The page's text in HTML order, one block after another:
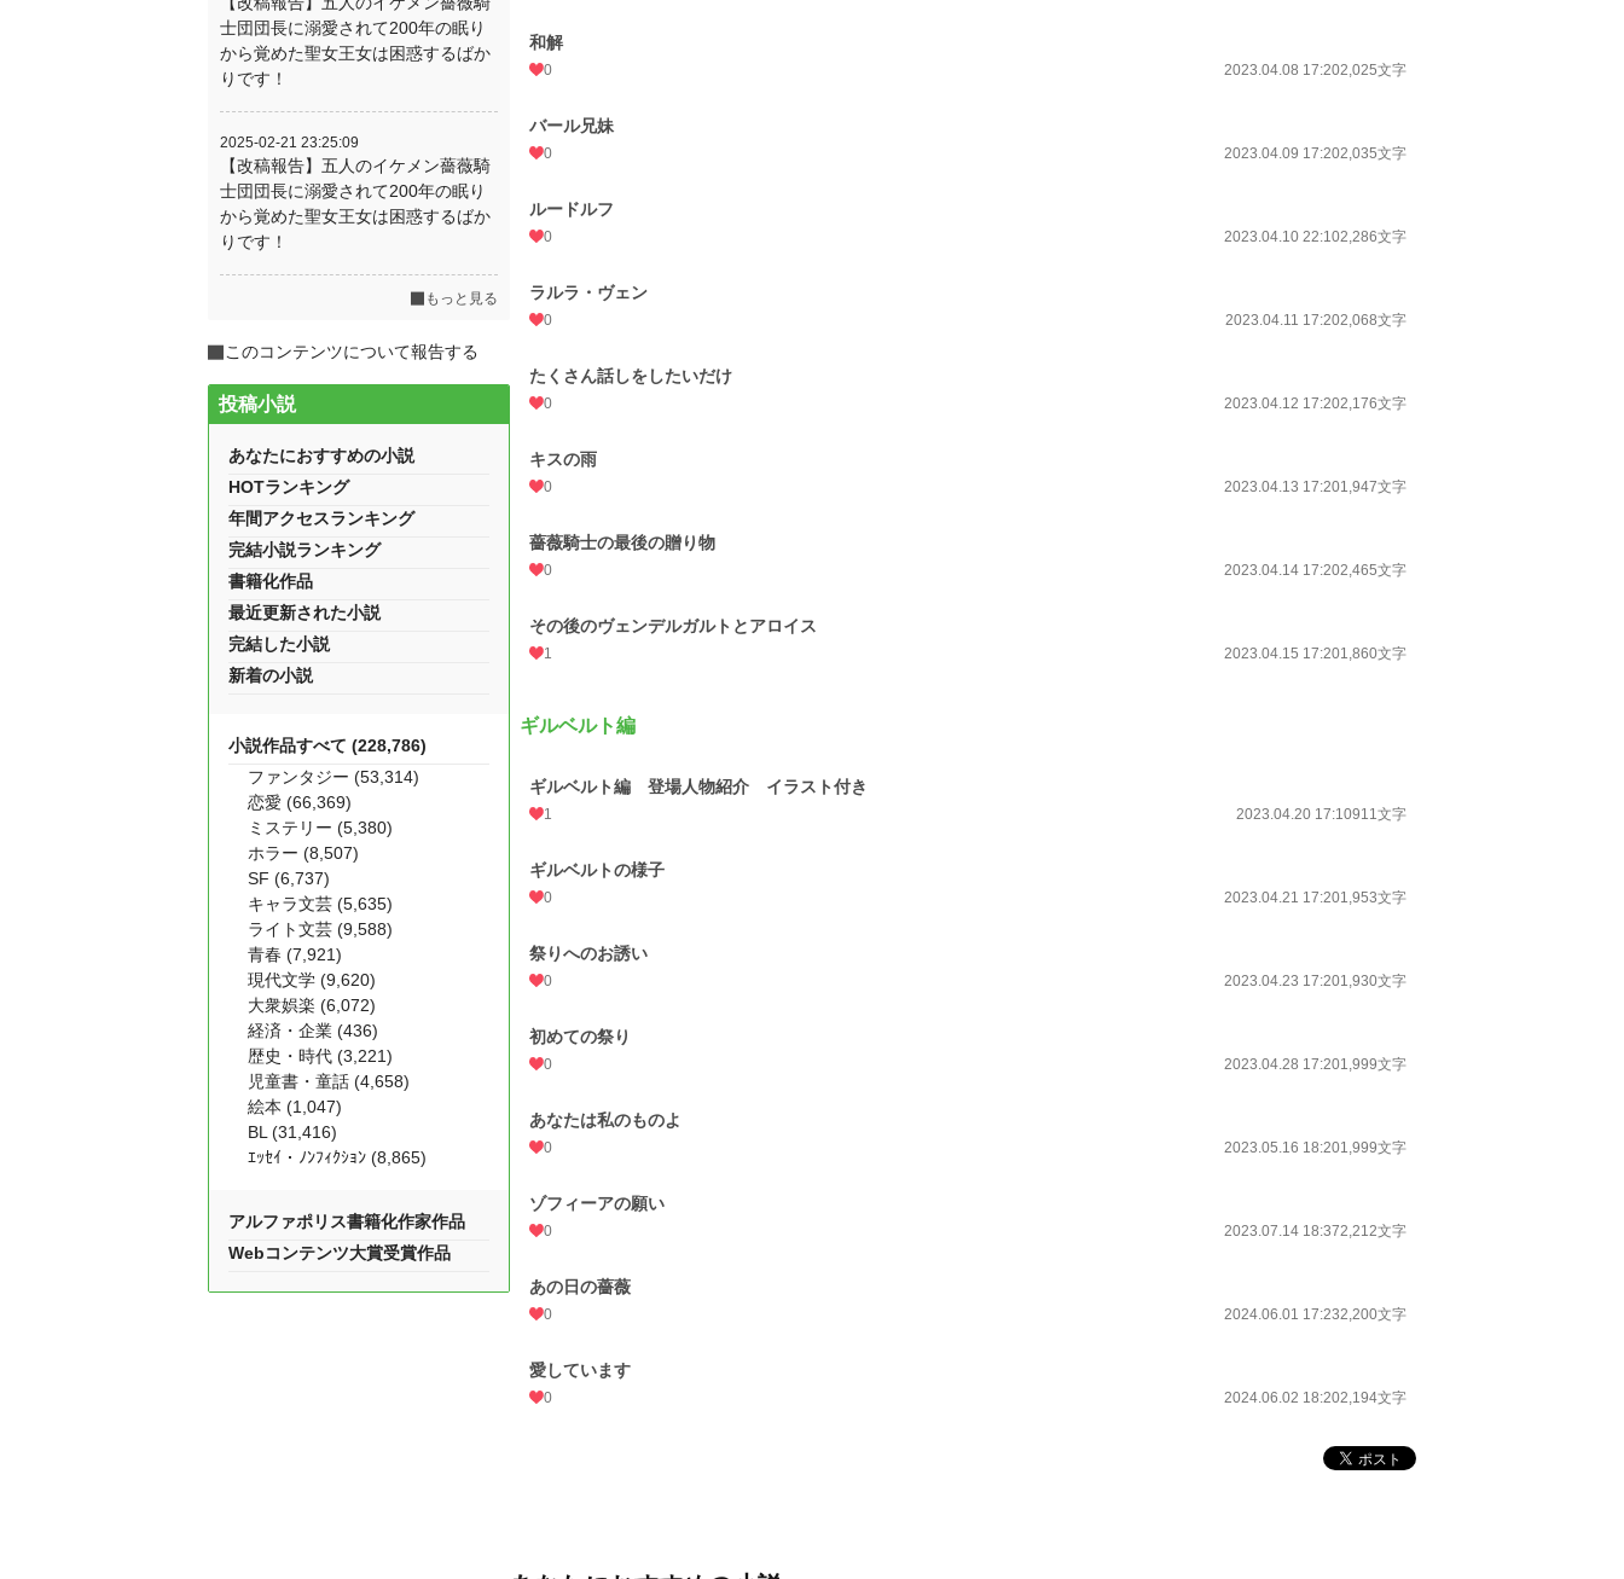
和解
0 2023.04.08 17:202,025文字
バール兄妹
0 2023.04.09 17:202,035文字
ルードルフ
0 2023.04.10 22:102,286文字
ラルラ・ヴェン
0 2023.04.11 17:202,068文字
たくさん話しをしたいだけ
0 2023.04.12 17:202,176文字
キスの雨
0 2023.04.13 17:201,947文字
薔薇騎士の最後の贈り物
0 2023.04.14 17:202,465文字
その後のヴェンデルガルトとアロイス
1 2023.04.15 17:201,860文字
ギルベルト編
ギルベルト編 登場人物紹介 イラスト付き
1 2023.04.20 17:10911文字
ギルベルトの様子
0 2023.04.21 17:201,953文字
祭りへのお誘い
0 2023.04.23 17:201,930文字
初めての祭り
0 2023.04.28 17:201,999文字
あなたは私のものよ
0 2023.05.16 18:201,999文字
ゾフィーアの願い
0 2023.07.14 18:372,212文字
あの日の薔薇
0 2024.06.01 17:232,200文字
愛しています
0 2024.06.02 18:202,194文字
士団団長に溺愛されて200年の眠り
から覚めた聖女王女は困惑するばか
りです！
2025-02-21 23:25:09
【改稿報告】五人のイケメン薔薇騎
士団団長に溺愛されて200年の眠り
から覚めた聖女王女は困惑するばか
りです！
もっと見る
このコンテンツについて報告する
投稿小説
あなたにおすすめの小説
HOTランキング
年間アクセスランキング
完結小説ランキング
書籍化作品
最近更新された小説
完結した小説
新着の小説
小説作品すべて (228,786)
ファンタジー (53,314)
恋愛 (66,369)
ミステリー (5,380)
ホラー (8,507)
SF (6,737)
キャラ文芸 (5,635)
ライト文芸 (9,588)
青春 (7,921)
現代文学 (9,620)
大衆娯楽 (6,072)
経済・企業 (436)
歴史・時代 (3,221)
児童書・童話 (4,658)
絵本 (1,047)
BL (31,416)
ｴｯｾｲ・ﾉﾝﾌｨｸｼｮﾝ (8,865)
アルファポリス書籍化作家作品
Webコンテンツ大賞受賞作品